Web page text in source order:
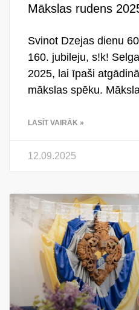
Mākslas rudens
Svinot Dzejas dienu
160. jubileju, s!k!
2025, lai īpaši
mākslas spēku.
LASĪT VAIRĀK »
12.09.2025